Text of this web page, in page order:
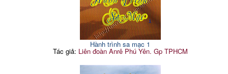
Hành trình sa mạc 1
Tác giả: Liên đoàn Anrê Phú Yên. Gp TPHCM